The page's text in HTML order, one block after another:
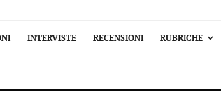
INTERVISTE RECENSIONI RUBRICHE